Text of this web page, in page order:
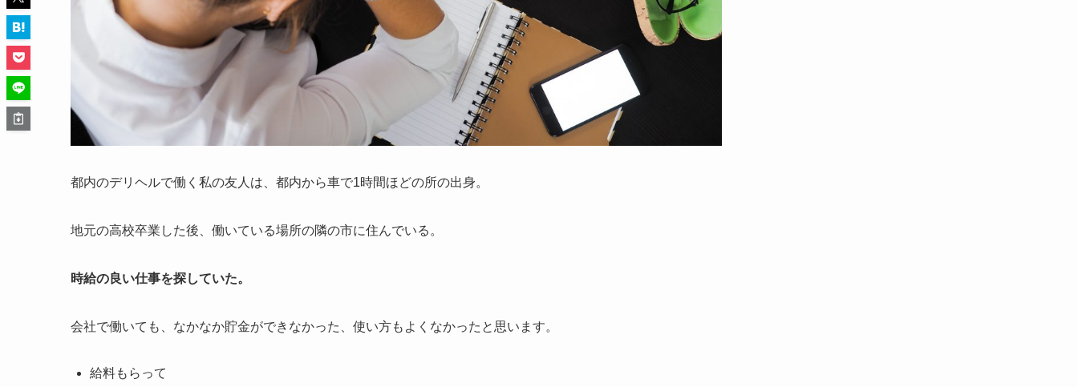
都内のデリヘルで働く私の友人は、都内から車で1時間ほどの所の出身。
地元の高校卒業した後、働いている場所の隣の市に住んでいる。
時給の良い仕事を探していた。
会社で働いても、なかなか貯金ができなかった、使い方もよくなかったと思います。
給料もらって